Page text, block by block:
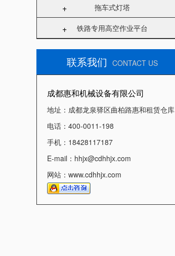
+ 拖车式灯塔
+ 铁路专用高空作业平台
联系我们 CONTACT US
成都惠和机械设备有限公司
地址：成都龙泉驿区曲柏路惠和租赁仓库
电话：400-0011-198
手机：18428117187
E-mail：hhjx@cdhhjx.com
网站：www.cdhhjx.com